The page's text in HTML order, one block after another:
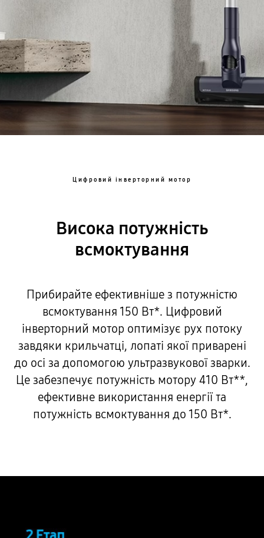
Цифровий інверторний мотор
Висока потужність
всмоктування
Прибирайте ефективніше з потужністю
всмоктування 150 Вт*. Цифровий
інверторний мотор оптимізує рух потоку
завдяки крильчатці, лопаті якої приварені
до осі за допомогою ультразвукової зварки.
Це забезпечує потужність мотору 410 Вт**,
ефективне використання енергії та
потужність всмоктування до 150 Вт*.